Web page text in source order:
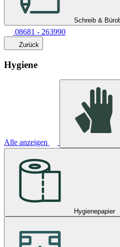
Schreib &
08681 - 263990
Zurück
Hygiene
Alle anzeigen
Hygienepapier